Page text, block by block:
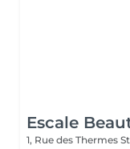
Escale
1, Rue des Thermes